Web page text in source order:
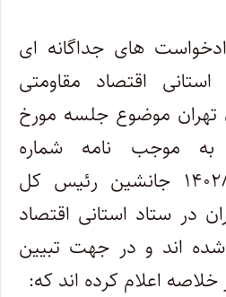
های جداگانه ای
اقتصاد مقاومتی
تهران موضوع جلسه مورخ
ابلاغی به موجب نامه شماره
۹۴۴۹/۱۰ مورخ ۱۴۰۲/۸/۱ جانشین رئیس کل
در ستاد استانی اقتصاد
شده اند و در جهت تبیین
اعلام کرده اند که: